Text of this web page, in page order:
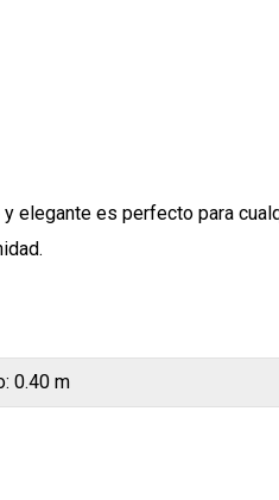
elegante es perfecto para
0.40 m